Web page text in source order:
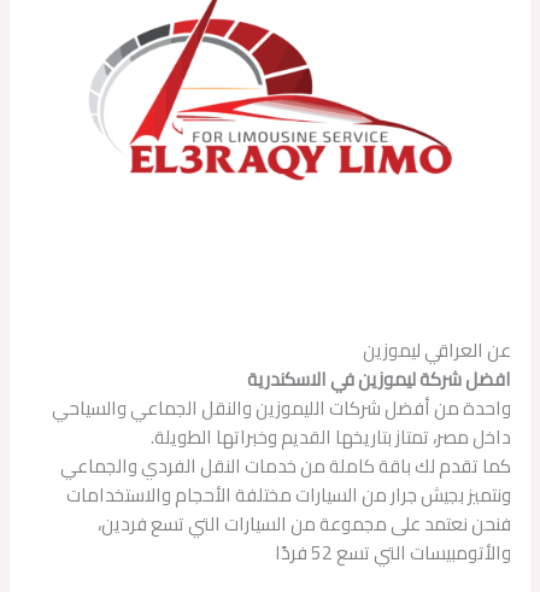
عن العراقي ليموزين
افضل شركة ليموزين في الاسكندرية
واحدة من أفضل شركات الليموزين والنقل الجماعي والسياحي
داخل مصر، تمتاز بتاريخها القديم وخبراتها الطويلة.
كما تقدم لك باقة كاملة من خدمات النقل الفردي والجماعي
ونتميز بجيش جرار من السيارات مختلفة الأحجام والاستخدامات
فنحن نعتمد على مجموعة من السيارات التي تسع فردين،
والأتومبيسات التي تسع 52 فردًا